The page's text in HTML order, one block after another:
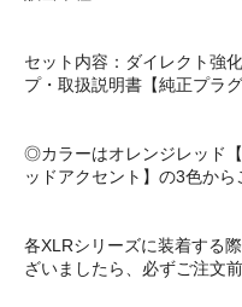
セット内容：ダイレクト強
プ・取扱説明書【純正プラ
◎カラーはオレンジレッド
ッドアクセント】の3色から
各XLRシリーズに装着する
ざいましたら、必ずご注文